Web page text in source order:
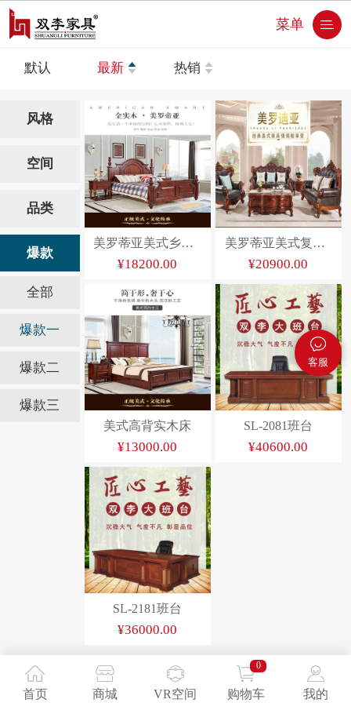
菜单
客服
默认 最新 热销
风格
空间
品类
爆款
全部
爆款一
爆款二
爆款三
美罗蒂亚美式乡村实木...
¥18200.00
美罗蒂亚美式复古沙发
¥20900.00
美式高背实木床
¥13000.00
SL-2081班台
¥40600.00
SL-2181班台
¥36000.00
首页 商城 VR空间
0
购物车 我的